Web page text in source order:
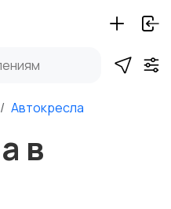
Автокресла
в